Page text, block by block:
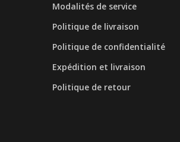
Modalités de service
Politique de livraison
Politique de confidentialité
Expédition et livraison
Politique de retour